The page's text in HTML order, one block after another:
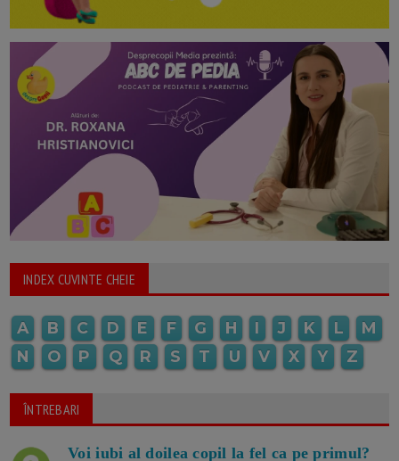
INDEX CUVINTE CHEIE
A B C D E F G H I J K L
M
N
O P Q R S T U V X Y Z
ÎNTREBARI
Voi iubi al doilea copil la fel ca pe primul?